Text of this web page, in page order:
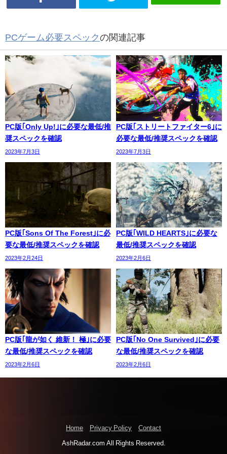
PCゲーム必要スペックの関連記事
PC版｢Only Up!｣に必要な最低/推
奨スペックを確認
2023年7月3日
PC版｢ストリートファイター6｣に
必要な最低/推奨スペックを確認
2023年7月3日
PC版｢Sons Of The Forest｣に必
要な最低/推奨スペックを確認
2023年2月24日
PC版｢WILD HEARTS｣に必要な
最低/推奨スペックを確認
2023年2月6日
PC版｢龍が如く 維新！ 極｣に必要
な最低/推奨スペックを確認
2023年2月6日
PC版｢No One Survived｣に必要
な最低/推奨スペックを確認
2023年2月6日
Home Privacy Policy Contact
AshRadar.com All Rights Reserved.